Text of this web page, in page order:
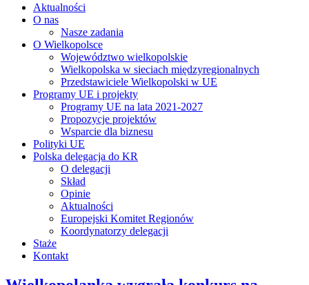
Aktualności
O nas
Nasze zadania
O Wielkopolsce
Województwo wielkopolskie
Wielkopolska w sieciach międzyregionalnych
Przedstawiciele Wielkopolski w UE
Programy UE i projekty
Programy UE na lata 2021-2027
Propozycje projektów
Wsparcie dla biznesu
Polityki UE
Polska delegacja do KR
O delegacji
Skład
Opinie
Aktualności
Europejski Komitet Regionów
Koordynatorzy delegacji
Staże
Kontakt